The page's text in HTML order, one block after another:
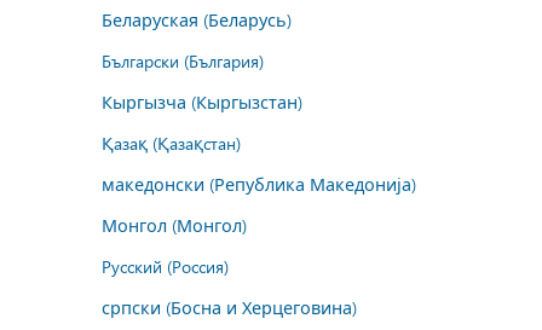
Беларуская (Беларусь)
Български (България)
Кыргызча (Кыргызстан)
Қазақ (Қазақстан)
македонски (Република Македонија)
Монгол (Монгол)
Русский (Россия)
српски (Босна и Херцеговина)